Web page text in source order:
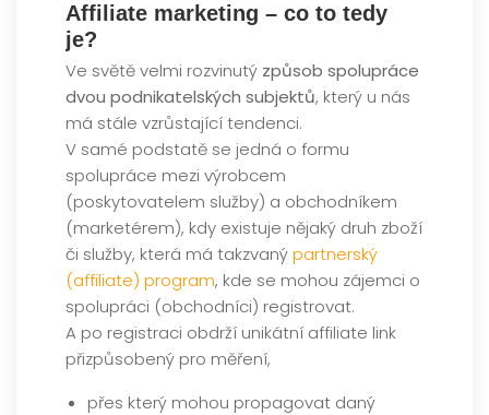
Affiliate marketing – co to tedy
je?
Ve světě velmi rozvinutý způsob spolupráce
dvou podnikatelských subjektů, který u nás
má stále vzrůstající tendenci.
V samé podstatě se jedná o formu
spolupráce mezi výrobcem
(poskytovatelem služby) a obchodníkem
(marketérem), kdy existuje nějaký druh zboží
či služby, která má takzvanýpartnerský
(affiliate) program, kde se mohou zájemci o
spolupráci (obchodníci) registrovat.
A po registraci obdrží unikátní affiliate link
přizpůsobený pro měření,
přes který mohou propagovat daný